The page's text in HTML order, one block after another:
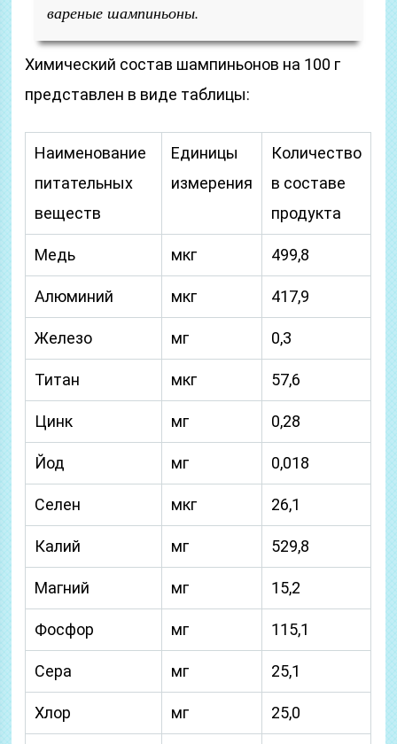
вареные шампиньоны.
Химический состав шампиньонов на 100 г
представлен в виде таблицы:
Наименование
питательных
веществ
Единицы
измерения
Количество
в составе
продукта
Медь мкг 499,8
Алюминий мкг 417,9
Железо мг 0,3
Титан мкг 57,6
Цинк мг 0,28
Йод мг 0,018
Селен мкг 26,1
Калий мг 529,8
Магний мг 15,2
Фосфор мг 115,1
Сера мг 25,1
Хлор мг 25,0